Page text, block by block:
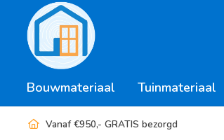
Bouwmateriaal Tuinmateriaal
Vanaf €950,- GRATIS bezorgd